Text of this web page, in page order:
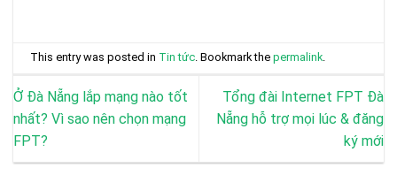
This entry was posted in Tin tức. Bookmark thepermalink.
Ở Đà Nẵng lắp mạng nào tốt
nhất? Vì sao nên chọn mạng
FPT?
Tổng đài Internet FPT Đà
Nẵng hỗ trợ mọi lúc & đăng
ký mới